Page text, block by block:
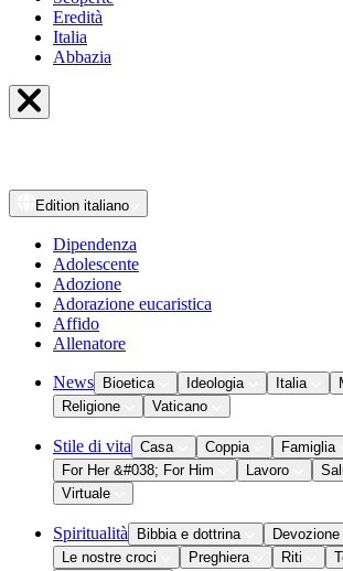
Eredità
Italia
Abbazia
Edition italiano
Dipendenza
Adolescente
Adozione
Adorazione eucaristica
Affido
Allenatore
News Bioetica Ideologia Italia
Religione
Vaticano
Stile di vita Casa Coppia
Famiglia
For Her &#038; For Him
Lavoro
Virtuale
Spiritualità Bibbia e dottrina
Devozione
Le nostre croci
Preghiera Riti